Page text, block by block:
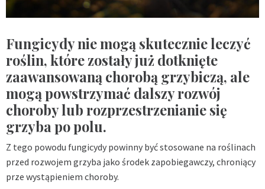
Fungicydy nie mogą skutecznie leczyć
roślin, które zostały już dotknięte
zaawansowaną chorobą grzybiczą, ale
mogą powstrzymać dalszy rozwój
choroby lub rozprzestrzenianie się
grzyba po polu.
Z tego powodu fungicydy powinny być stosowane na roślinach
przed rozwojem grzyba jako środek zapobiegawczy, chroniący
prze wystąpieniem choroby.